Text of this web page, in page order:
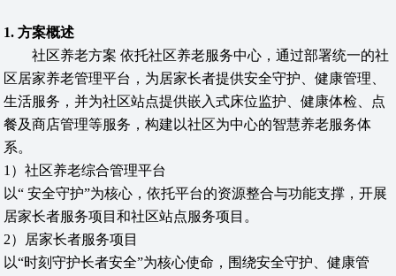
1. 方案概述
社区养老方案 依托社区养老服务中心，通过部署统一的社
区居家养老管理平台，为居家长者提供安全守护、健康管理、
生活服务，并为社区站点提供嵌入式床位监护、健康体检、点
餐及商店管理等服务，构建以社区为中心的智慧养老服务体
系。
1）社区养老综合管理平台
以“ 安全守护”为核心，依托平台的资源整合与功能支撑，开展
居家长者服务项目和社区站点服务项目。
2）居家长者服务项目
以“时刻守护长者安全”为核心使命，围绕安全守护、健康管